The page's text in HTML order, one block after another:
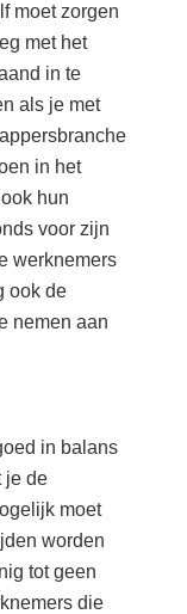
moet zorgen
met het
in te
als je met
in het
hun
voor zijn
werknemers
ook de
nemen aan
in balans
je de
moet
worden
tot geen
die